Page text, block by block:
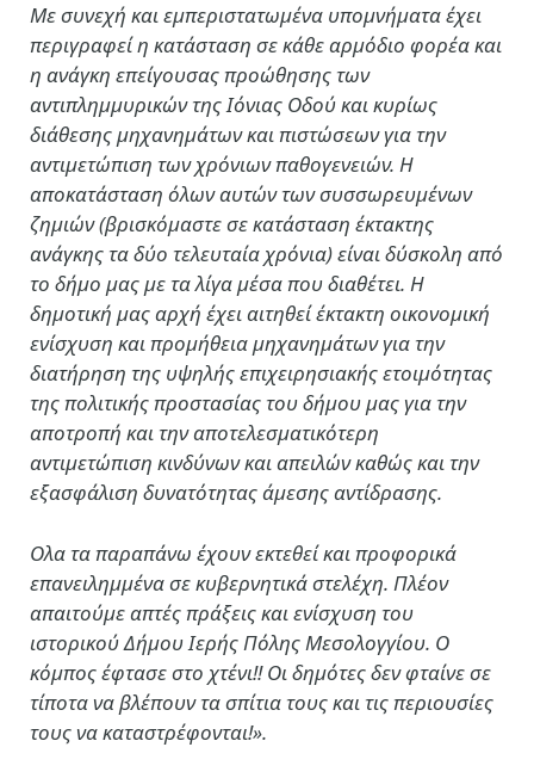
Με συνεχή και εμπεριστατωμένα υπομνήματα έχει
περιγραφεί η κατάσταση σε κάθε αρμόδιο φορέα και
η ανάγκη επείγουσας προώθησης των
αντιπλημμυρικών της Ιόνιας Οδού και κυρίως
διάθεσης μηχανημάτων και πιστώσεων για την
αντιμετώπιση των χρόνιων παθογενειών. Η
αποκατάσταση όλων αυτών των συσσωρευμένων
ζημιών (βρισκόμαστε σε κατάσταση έκτακτης
ανάγκης τα δύο τελευταία χρόνια) είναι δύσκολη από
το δήμο μας με τα λίγα μέσα που διαθέτει. Η
δημοτική μας αρχή έχει αιτηθεί έκτακτη οικονομική
ενίσχυση και προμήθεια μηχανημάτων για την
διατήρηση της υψηλής επιχειρησιακής ετοιμότητας
της πολιτικής προστασίας του δήμου μας για την
αποτροπή και την αποτελεσματικότερη
αντιμετώπιση κινδύνων και απειλών καθώς και την
εξασφάλιση δυνατότητας άμεσης αντίδρασης.
Ολα τα παραπάνω έχουν εκτεθεί και προφορικά
επανειλημμένα σε κυβερνητικά στελέχη. Πλέον
απαιτούμε απτές πράξεις και ενίσχυση του
ιστορικού Δήμου Ιερής Πόλης Μεσολογγίου. Ο
κόμπος έφτασε στο χτένι!! Οι δημότες δεν φταίνε σε
τίποτα να βλέπουν τα σπίτια τους και τις περιουσίες
τους να καταστρέφονται!».